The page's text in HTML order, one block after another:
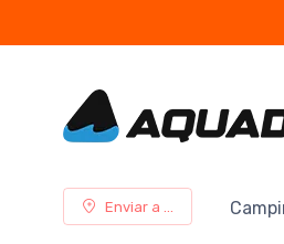
Enviar a ...